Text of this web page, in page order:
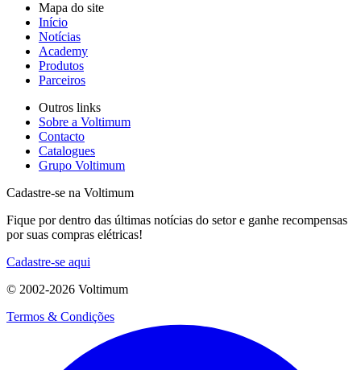
Mapa do site
Início
Notícias
Academy
Produtos
Parceiros
Outros links
Sobre a Voltimum
Contacto
Catalogues
Grupo Voltimum
Cadastre-se na Voltimum
Fique por dentro das últimas notícias do setor e ganhe recompensas
por suas compras elétricas!
Cadastre-se aqui
© 2002-2026 Voltimum
Termos & Condições